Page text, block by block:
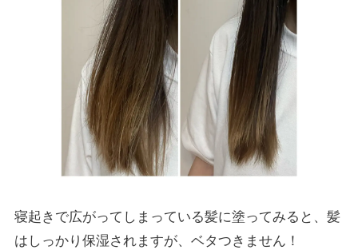
寝起きで広がってしまっている髪に塗ってみると、髪
はしっかり保湿されますが、ベタつきません！